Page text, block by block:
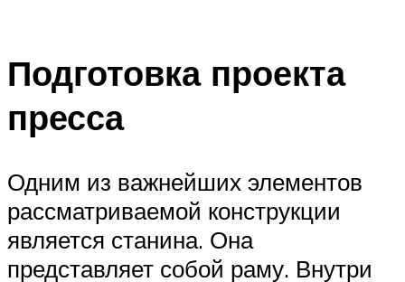
Подготовка проекта
пресса
Одним из важнейших элементов
рассматриваемой конструкции
является станина. Она
представляет собой раму. Внутри